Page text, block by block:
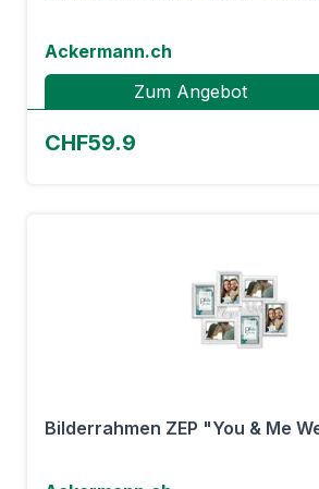
Ackermann.ch
Zum Angebot
CHF59.9
Bilderrahmen ZEP "You & Me